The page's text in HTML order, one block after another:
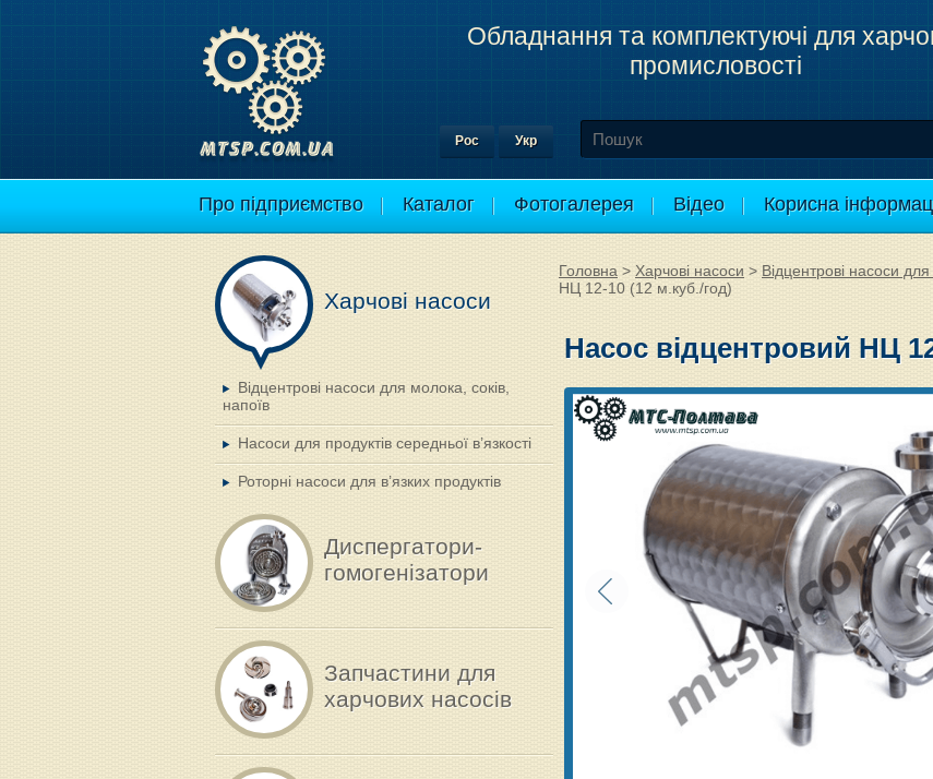
Обладнання та комплектуючі для
промисловості
Рос Укр
Про підприємство Каталог Фотогалерея Відео Корисна
Харчові насоси
Відцентрові насоси для молока, соків,
напоїв
Насоси для продуктів середньої в’язкості
Роторні насоси для в’язких продуктів
Диспергатори-
гомогенізатори
Запчастини для
харчових насосів
Головна > Харчові насоси > Відцентрові насоси
НЦ 12-10 (12 м.куб./год)
Насос відцентровий НЦ